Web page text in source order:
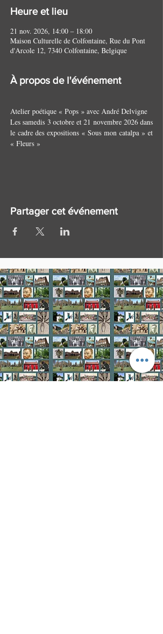
Heure et lieu
21 nov. 2026, 14:00 – 18:00
Maison Culturelle de Colfontaine, Rue du Pont
d'Arcole 12, 7340 Colfontaine, Belgique
À propos de l'événement
Atelier poétique « Pops » avec André Delvigne
Les samedis 3 octobre et 21 novembre 2026 dans
le cadre des expositions « Sous mon catalpa » et
« Fleurs »
Partager cet événement